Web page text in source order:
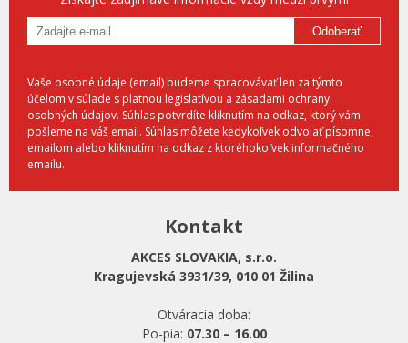
Odoberať
Vaše osobné údaje (email) budeme spracovávať len za týmto
účelom v súlade s platnou legislatívou a zásadami ochrany
osobných údajov. Súhlas potvrdíte kliknutím na odkaz, ktorý vám
pošleme na váš email. Súhlas môžete kedykoľvek odvolať písomne,
emailom alebo kliknutím na odkaz z ktoréhokoľvek informačného
emailu.
Kontakt
AKCES SLOVAKIA, s.r.o.
Kragujevská 3931/39, 010 01 Žilina
Otváracia doba:
Po-pia: 07.30 – 16.00